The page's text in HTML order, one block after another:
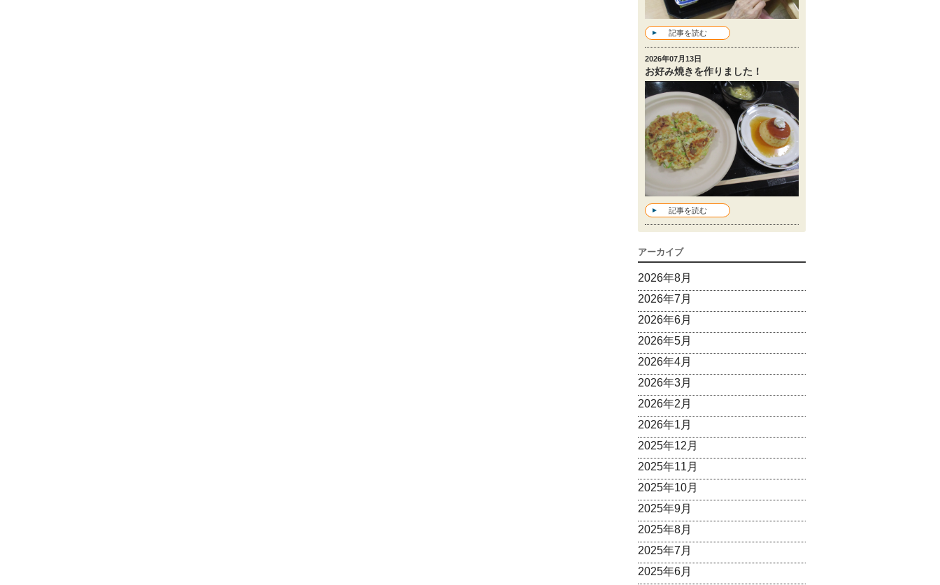
記事を読む
2026年07月13日
お好み焼きを作りました！
記事を読む
アーカイブ
2026年8月
2026年7月
2026年6月
2026年5月
2026年4月
2026年3月
2026年2月
2026年1月
2025年12月
2025年11月
2025年10月
2025年9月
2025年8月
2025年7月
2025年6月